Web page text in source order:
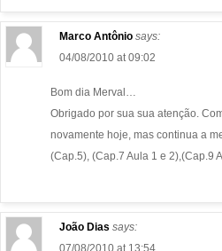
Marco Antônio says:
04/08/2010 at 09:02
Bom dia Merval…
Obrigado por sua sua atenção.
novamente hoje, mas continua a
(Cap.5), (Cap.7 Aula 1 e 2),(Cap.9
João Dias says:
07/08/2010 at 13:54